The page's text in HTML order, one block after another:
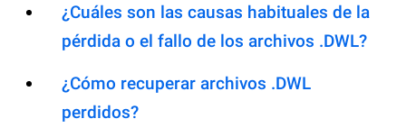
¿Cuáles son las causas habituales de la
pérdida o el fallo de los archivos .DWL?
¿Cómo recuperar archivos .DWL
perdidos?